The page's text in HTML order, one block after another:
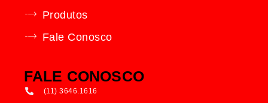
Produtos
Fale Conosco
FALE CONOSCO
(11) 3646.1616